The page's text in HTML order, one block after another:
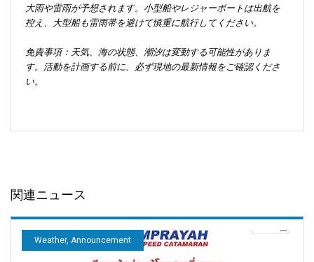
大雨や雷雨が予想されます。小型船やレジャーボートは出航を
控え、大型船も雷雨帯を避けて慎重に航行してください。
免責事項：天気、海の状態、潮汐は変動する可能性がありま
す。活動を計画する前に、必ず現地の最新情報をご確認くださ
い。
関連ニュース
Weather, Announcement